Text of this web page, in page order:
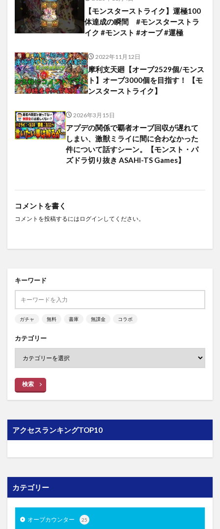
【モンスターストライク】運極100
体達成の瞬間 #モンスターストラ
イク #モンスト #オーブ #運極
2022年11月12日
摩利支天廻【オーブ2529個/モンス
ト】オーブ3000個を目指す！ 【モ
ンスターストライク】
2026年3月15日
アプデの関係で覇者オーブ回収が遅れて
しまい、激獣ミライに間に合わなかった
件について話すシーン。【モンスト・パ
ズドラ切り抜き ASAHI-TS Games】
コメントを書く
コメントを投稿するには ログイン してください。
キーワード
ガチャ 無料 書庫 無課金 コラボ
カテゴリー
検索
アクセスランキングTOP10
カテゴリー
オーブカウンター 25